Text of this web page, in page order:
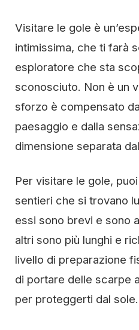
Visitare le gole è
intimissima, che ti farà
esploratore che sta
sconosciuto. Non è un
sforzo è compensato
paesaggio e dalla
dimensione separata
Per visitare le gole,
sentieri che si trovano
essi sono brevi e sono
altri sono più lunghi e
livello di preparazione
di portare delle scarpe
per proteggerti dal sole.